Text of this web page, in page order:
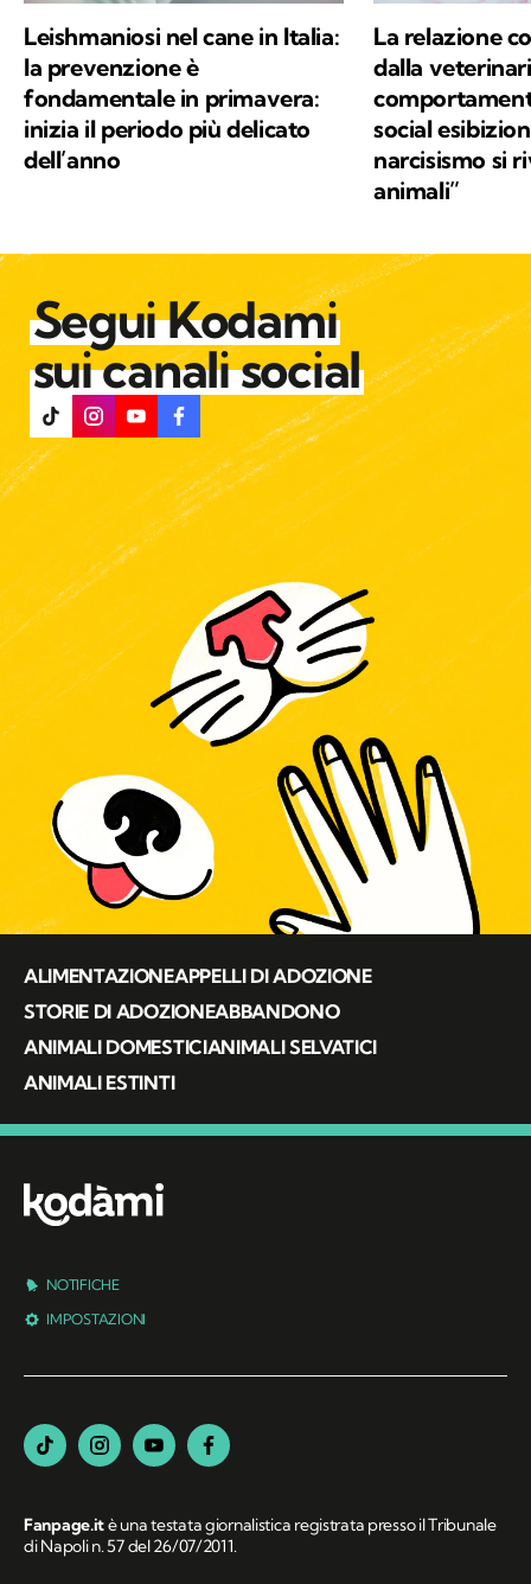
Leishmaniosi nel cane in Italia:
la prevenzione è
fondamentale in primavera:
inizia il periodo più delicato
dell’anno
La relazione
dalla
social
narcisismo si
animali”
Segui Kodami
sui canali social
ALIMENTAZIONEAPPELLI DI ADOZIONE
STORIE DI ADOZIONEABBANDONO
ANIMALI DOMESTICIANIMALI SELVATICI
ANIMALI ESTINTI
NOTIFICHE
IMPOSTAZIONI
Fanpage.itè una testata giornalistica registrata presso il Tribunale
di Napoli n. 57 del 26/07/2011.